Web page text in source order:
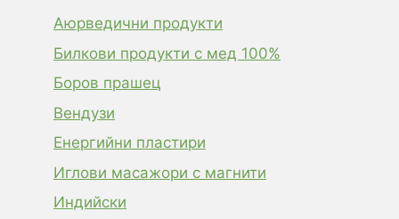
15,00 лв..
Аюрведични продукти
Билкови продукти с мед 100%
Боров прашец
Вендузи
Енергийни пластири
Иглови масажори с магнити
Индийски